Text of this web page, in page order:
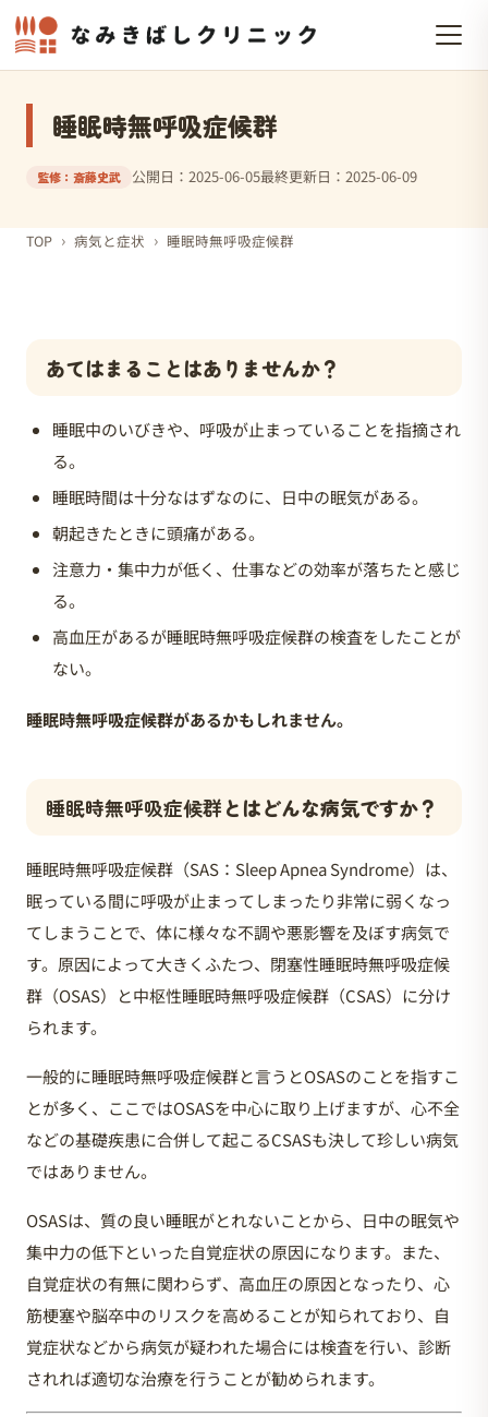
睡眠時無呼吸症候群
監修：斎藤史武 公開日：2025-06-05最終更新日：2025-06-09
TOP › 病気と症状 › 睡眠時無呼吸症候群
あてはまることはありませんか？
睡眠中のいびきや、呼吸が止まっていることを指摘され
る。
睡眠時間は十分なはずなのに、日中の眠気がある。
朝起きたときに頭痛がある。
注意力・集中力が低く、仕事などの効率が落ちたと感じ
る。
高血圧があるが睡眠時無呼吸症候群の検査をしたことが
ない。
睡眠時無呼吸症候群があるかもしれません。
睡眠時無呼吸症候群とはどんな病気ですか？
睡眠時無呼吸症候群（SAS：Sleep Apnea Syndrome）は、
眠っている間に呼吸が止まってしまったり非常に弱くなっ
てしまうことで、体に様々な不調や悪影響を及ぼす病気で
す。原因によって大きくふたつ、閉塞性睡眠時無呼吸症候
群（OSAS）と中枢性睡眠時無呼吸症候群（CSAS）に分け
られます。
一般的に睡眠時無呼吸症候群と言うとOSASのことを指すこ
とが多く、ここではOSASを中心に取り上げますが、心不全
などの基礎疾患に合併して起こるCSASも決して珍しい病気
ではありません。
OSASは、質の良い睡眠がとれないことから、日中の眠気や
集中力の低下といった自覚症状の原因になります。また、
自覚症状の有無に関わらず、高血圧の原因となったり、心
筋梗塞や脳卒中のリスクを高めることが知られており、自
覚症状などから病気が疑われた場合には検査を行い、診断
されれば適切な治療を行うことが勧められます。